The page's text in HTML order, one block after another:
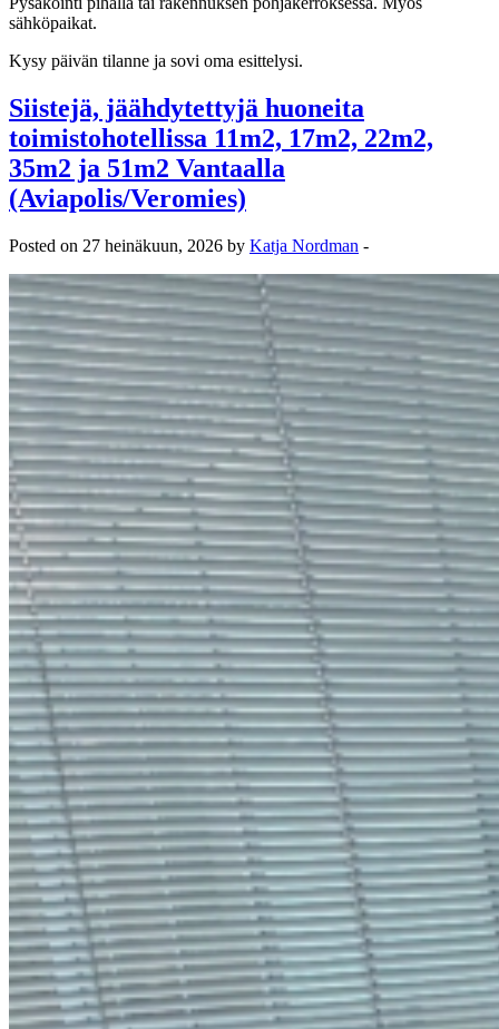
sähköpaikat.
Kysy päivän tilanne ja sovi oma esittelysi.
Siistejä, jäähdytettyjä huoneita
toimistohotellissa 11m2, 17m2, 22m2,
35m2 ja 51m2 Vantaalla
(Aviapolis/Veromies)
Posted on 27 heinäkuun, 2026 by Katja Nordman -